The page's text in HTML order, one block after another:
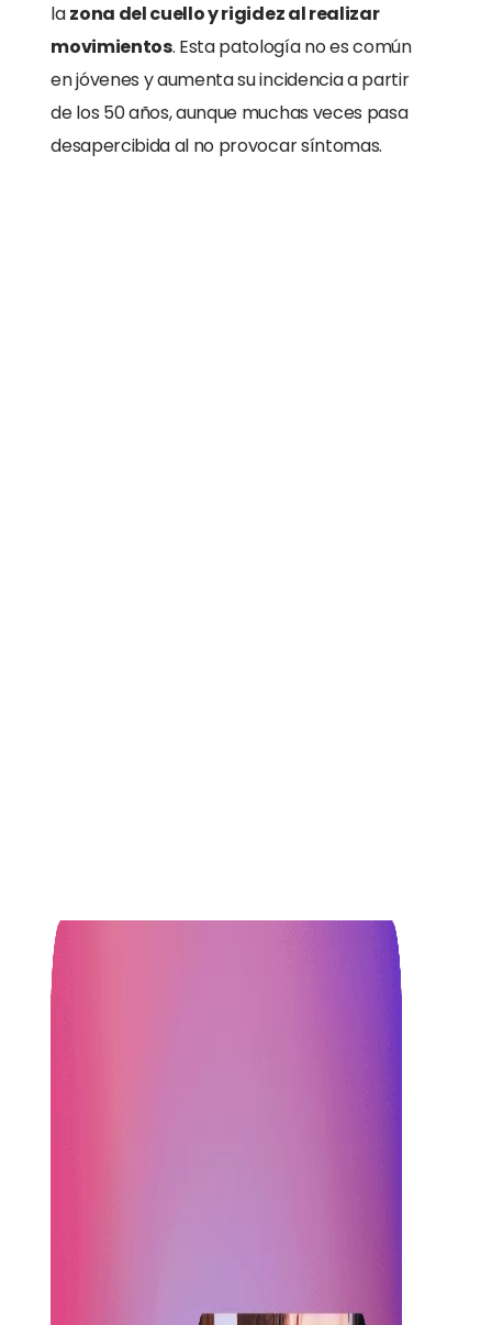
lazona del cuello y rigidez al realizar
movimientos. Esta patología no es común
en jóvenes y aumenta su incidencia a partir
de los 50 años, aunque muchas veces pasa
desapercibida al no provocar síntomas.